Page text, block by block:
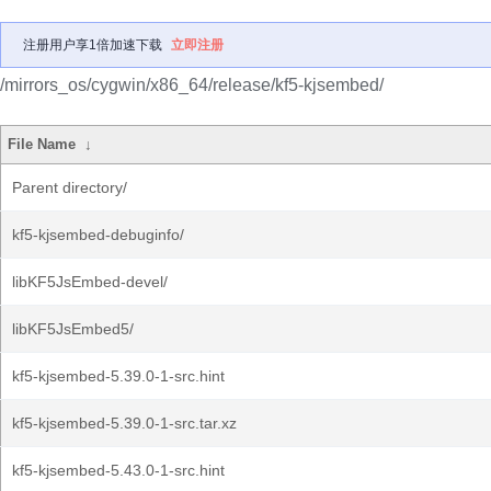
注册用户享1倍加速下载 立即注册
/mirrors_os/cygwin/x86_64/release/kf5-kjsembed/
File Name ↓
Parent directory/
kf5-kjsembed-debuginfo/
libKF5JsEmbed-devel/
libKF5JsEmbed5/
kf5-kjsembed-5.39.0-1-src.hint
kf5-kjsembed-5.39.0-1-src.tar.xz
kf5-kjsembed-5.43.0-1-src.hint